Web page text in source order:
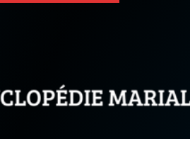
Facebook Infos légales